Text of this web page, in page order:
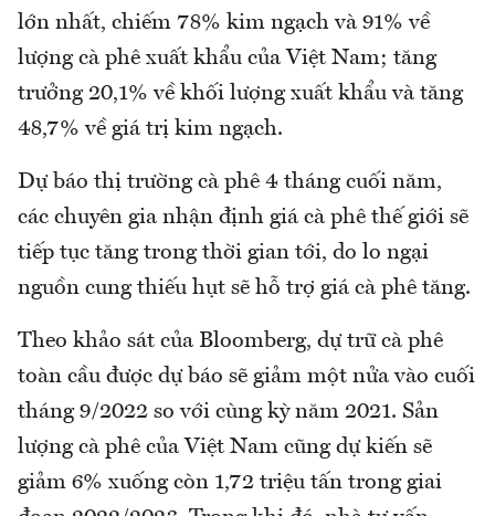
lớn nhất, chiếm 78% kim ngạch và 91% về
lượng cà phê xuất khẩu của Việt Nam; tăng
trưởng 20,1% về khối lượng xuất khẩu và tăng
48,7% về giá trị kim ngạch.
Dự báo thị trường cà phê 4 tháng cuối năm,
các chuyên gia nhận định giá cà phê thế giới sẽ
tiếp tục tăng trong thời gian tới, do lo ngại
nguồn cung thiếu hụt sẽ hỗ trợ giá cà phê tăng.
Theo khảo sát của Bloomberg, dự trữ cà phê
toàn cầu được dự báo sẽ giảm một nửa vào cuối
tháng 9/2022 so với cùng kỳ năm 2021. Sản
lượng cà phê của Việt Nam cũng dự kiến sẽ
giảm 6% xuống còn 1,72 triệu tấn trong giai